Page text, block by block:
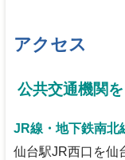
アクセス
公共交通機関
JR線・地下鉄南北
仙台駅JR西口を仙